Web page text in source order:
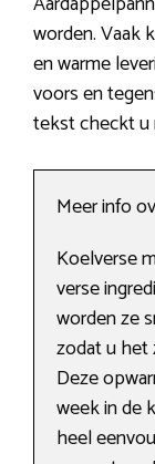
worden. Vaak
en warme
voors en
tekst checkt u
Meer info
Koelverse
verse
worden ze
zodat u het
Deze
week in de
heel